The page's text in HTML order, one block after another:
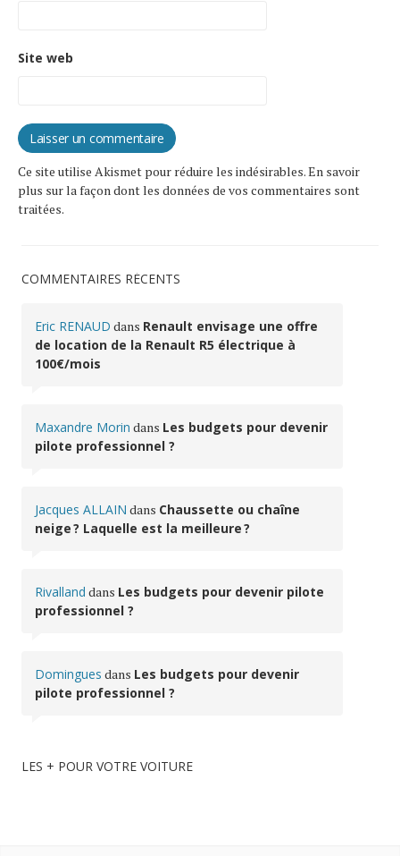
Site web
Ce site utilise Akismet pour réduire les indésirables.En savoir
plus sur la façon dont les données de vos commentaires sont
traitées.
COMMENTAIRES RÉCENTS
Eric RENAUD dans Renault envisage une offre
de location de la Renault R5 électrique à
100€/mois
Maxandre Morin dans Les budgets pour devenir
pilote professionnel ?
Jacques ALLAIN dans Chaussette ou chaîne
neige ? Laquelle est la meilleure ?
Rivalland dans Les budgets pour devenir pilote
professionnel ?
Domingues dans Les budgets pour devenir
pilote professionnel ?
LES + POUR VOTRE VOITURE